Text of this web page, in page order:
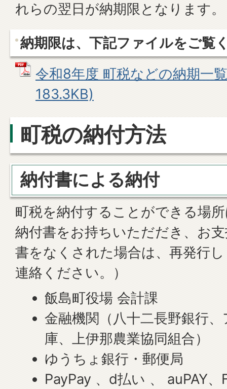
れらの翌日が納期限となります。
納期限は、下記ファイルをご覧
令和8年度 町税などの納期一
183.3KB)
町税の納付方法
納付書による納付
町税を納付することができる場
納付書をお持ちいただだき、お
書をなくされた場合は、再発行
連絡ください。）
飯島町役場 会計課
金融機関（八十二長野銀行
庫、上伊那農業協同組合）
ゆうちょ銀行・郵便局
PayPay 、d払い 、 auPAY、